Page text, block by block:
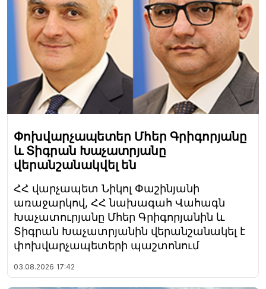
Փոխվարչապետեր Մհեր Գրիգորյանը
և Տիգրան Խաչատրյանը
վերանշանակվել են
ՀՀ վարչապետ Նիկոլ Փաշինյանի
առաջարկով, ՀՀ նախագահ Վահագն
Խաչատուրյանը Մհեր Գրիգորյանին և
Տիգրան Խաչատրյանին վերանշանակել է
փոխվարչապետերի պաշտոնում
03.08.2026 17:42